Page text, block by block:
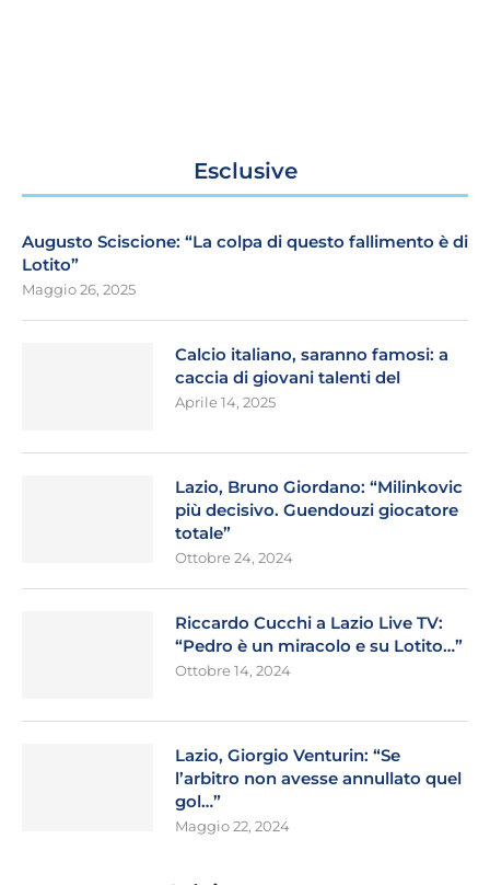
Esclusive
Augusto Sciscione: “La colpa di questo fallimento è di
Lotito”
Maggio 26, 2025
Calcio italiano, saranno famosi: a
caccia di giovani talenti del
Aprile 14, 2025
Lazio, Bruno Giordano: “Milinkovic
più decisivo. Guendouzi giocatore
totale”
Ottobre 24, 2024
Riccardo Cucchi a Lazio Live TV:
“Pedro è un miracolo e su Lotito…”
Ottobre 14, 2024
Lazio, Giorgio Venturin: “Se
l’arbitro non avesse annullato quel
gol…”
Maggio 22, 2024